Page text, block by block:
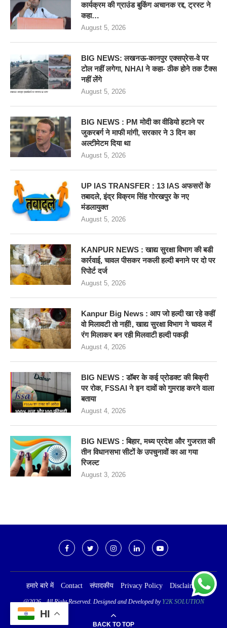
कार्यक्रम की ग्राउंड बुकिंग अचानक रद्द, ट्रस्ट ने
कहा…
August 5, 2026
BIG NEWS: लखनऊ-कानपुर एक्सप्रेस-वे पर
टोल नहीं लगेगा, NHAI ने कहा- ठीक होने तक टैक्स
नहीं लेंगे
August 5, 2026
BIG NEWS : PM मोदी का वीडियो हटाने पर
जुकरबर्ग ने माफी मांगी, सरकार ने 3 दिन का
अल्टीमेटम दिया था
August 5, 2026
UP IAS TRANSFER : 13 IAS अफसरों के
तबादले, इंद्र विक्रम सिंह गोरखपुर के नए
मंडलायुक्त
August 5, 2026
KANPUR NEWS : खाद्य सुरक्षा विभाग की बडी
कार्रवाई, चावल पीसकर नकली हल्दी बनाने पर दो पर
रिपोर्ट दर्ज
August 5, 2026
Kanpur Big News : आप जो हल्दी खा रहे कहीं
वो मिलावटी तो नहीं!, खाद्य सुरक्षा विभाग ने चावल में
रंग मिलाकर बन रही मिलवाटी हल्दी पकड़ी
August 4, 2026
BIG NEWS : डॉबर के कई प्रोडक्ट की बिक्री
पर रोक, FSSAI ने इन दावों को गुमराह करने वाला
बताया
August 4, 2026
BIG NEWS : बिहार, मध्य प्रदेश और गुजरात की
तीन विधानसभा सीटों के उपचुनावों का आ गया
रिजल्ट
August 3, 2026
हमारे बारे में Contact संपादकीय Privacy Policy Disclaimer
@2026 - All Right Reserved. Designed and Developed by Y2K SOLUTION
BACK TO TOP
HI